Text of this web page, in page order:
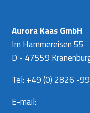
Aurora Kaas GmbH
Im Hammereisen 55
D - 47559
Tel: +49 (0) 2826 -
E-mail: